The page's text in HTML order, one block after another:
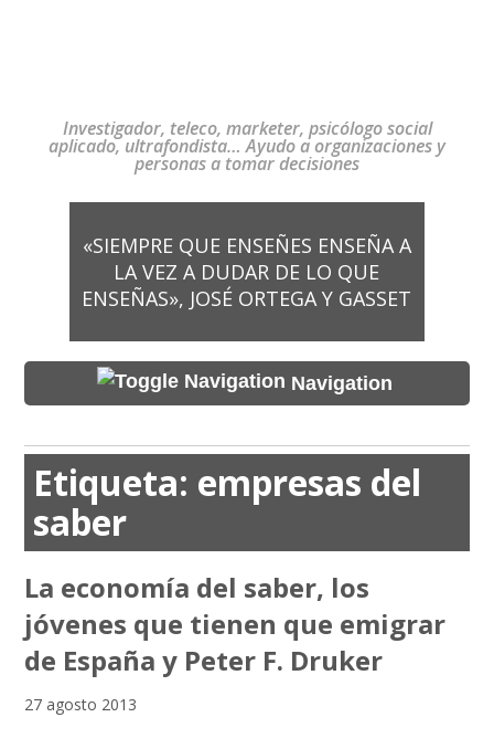
Investigador, teleco, marketer, psicólogo social
aplicado, ultrafondista… Ayudo a organizaciones y
personas a tomar decisiones
«SIEMPRE QUE ENSEÑES ENSEÑA A
LA VEZ A DUDAR DE LO QUE
ENSEÑAS», JOSÉ ORTEGA Y GASSET
Navigation
Etiqueta: empresas del
saber
La economía del saber, los
jóvenes que tienen que emigrar
de España y Peter F. Druker
27 agosto 2013